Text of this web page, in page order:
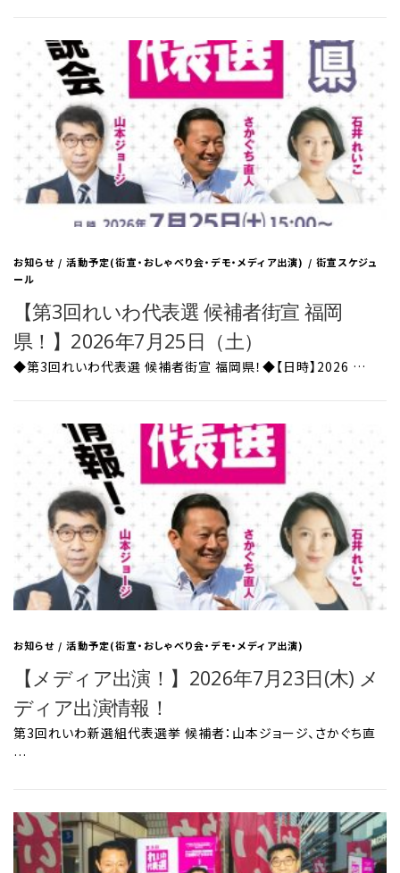
お知らせ/活動予定(街宣・おしゃべり会・デモ・メディア出演) /街宣スケジュ
ール
【第3回れいわ代表選 候補者街宣 福岡
県！】2026年7月25日（土）
◆第3回れいわ代表選 候補者街宣 福岡県！◆【日時】2026 …
お知らせ/活動予定(街宣・おしゃべり会・デモ・メディア出演)
【メディア出演！】2026年7月23日(木) メ
ディア出演情報！
第3回れいわ新選組代表選挙 候補者：山本ジョージ、さかぐち直
…